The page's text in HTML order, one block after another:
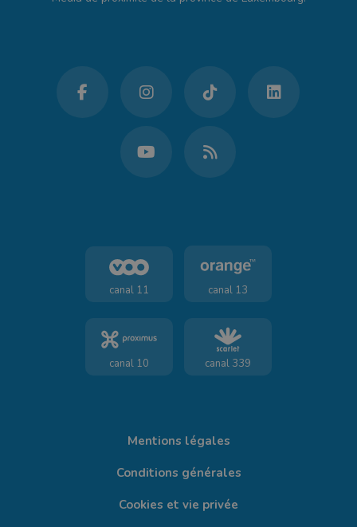
canal 11 canal 13
canal 10 canal 339
Mentions légales
Conditions générales
Cookies et vie privée